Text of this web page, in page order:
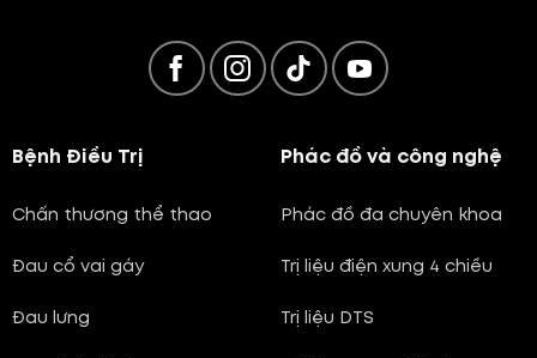
Bệnh Điều Trị
Chấn thương thể thao
Đau cổ vai gáy
Đau lưng
Phác đồ và công nghệ
Phác đồ đa chuyên khoa
Trị liệu điện xung 4 chiều
Trị liệu DTS